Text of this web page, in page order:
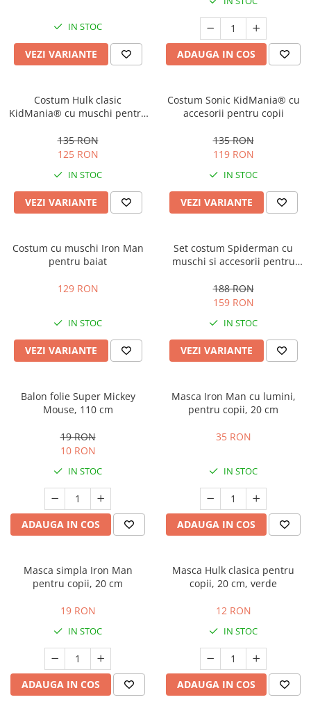
Costume Vrajitoare Copii
Costume pentru Halloween
Costume Populare
Pinata petreceriIN STOC
VEZI VARIANTE ADAUGA IN COS
Costum Hulk clasic
KidMania® cu muschi pentru
135 RON
125 RON
IN STOC
VEZI VARIANTE
Costum Sonic KidMania® cu
accesorii pentru copii
135 RON
119 RON
IN STOC
VEZI VARIANTE
Costum cu muschi Iron Man
pentru baiat
129 RON
IN STOC
VEZI VARIANTE
Set costum Spiderman cu
muschi si accesorii pentru
188 RON
159 RON
IN STOC
VEZI VARIANTE
Balon folie Super Mickey
Mouse, 110 cm
19 RON
10 RON
IN STOC
ADAUGA IN COS
Masca Iron Man cu lumini,
pentru copii, 20 cm
35 RON
IN STOC
ADAUGA IN COS
Masca simpla Iron Man
pentru copii, 20 cm
19 RON
IN STOC
ADAUGA IN COS
Masca Hulk clasica pentru
copii, 20 cm, verde
12 RON
IN STOC
ADAUGA IN COS